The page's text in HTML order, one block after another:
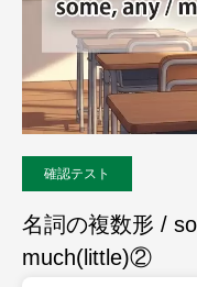
確認テスト
名詞の複数形 /
much(little)②